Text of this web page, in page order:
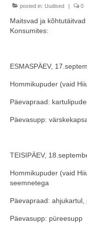
KAUPLUSED
EHITUSKESKUS
KAMPAANIAD
COOP
KINKEKAART
HIIUMAA KÖÖK
MEIE PANUS
posted in: Uudised | 0
Maitsvad ja
Konsumites:
ESMASPÄEV,
Hommikupuder (vaid
Päevapraad:
Päevasupp:
TEISIPÄEV,
Hommikupuder (vaid
seemnetega
Päevapraad:
Päevasupp: püreesupp